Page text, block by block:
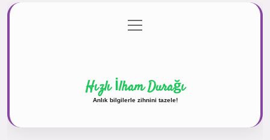
Gizlilik Politikası
menüyü
aç
Hızlı İlham Durağı
Anlık bilgilerle zihnini tazele!